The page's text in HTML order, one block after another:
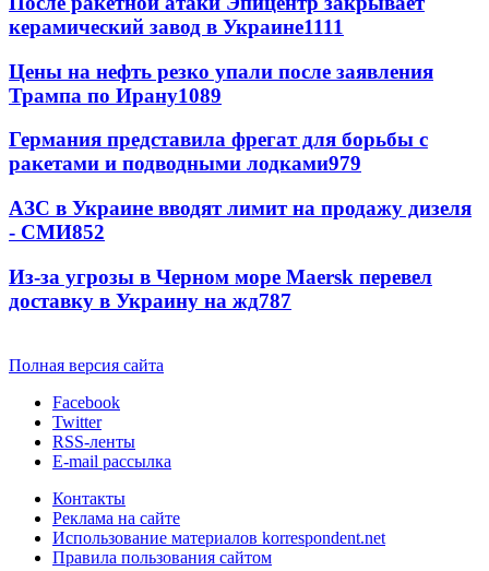
керамический завод в Украине1111
Цены на нефть резко упали после заявления
Трампа по Ирану1089
Германия представила фрегат для борьбы с
ракетами и подводными лодками979
АЗС в Украине вводят лимит на продажу дизеля
- СМИ852
Из-за угрозы в Черном море Maersk перевел
доставку в Украину на жд787
Полная версия сайта
Facebook
Twitter
RSS-ленты
E-mail рассылка
Контакты
Реклама на сайте
Использование материалов korrespondent.net
Правила пользования сайтом